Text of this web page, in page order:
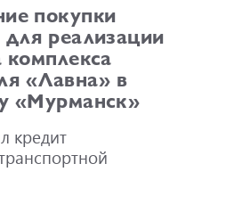
покупки
реализации
комплекса
«Лавна» в
«Мурманск»
кредит